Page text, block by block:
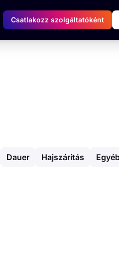
Csatlakozz szolgáltatóként
Dauer Hajszárítás